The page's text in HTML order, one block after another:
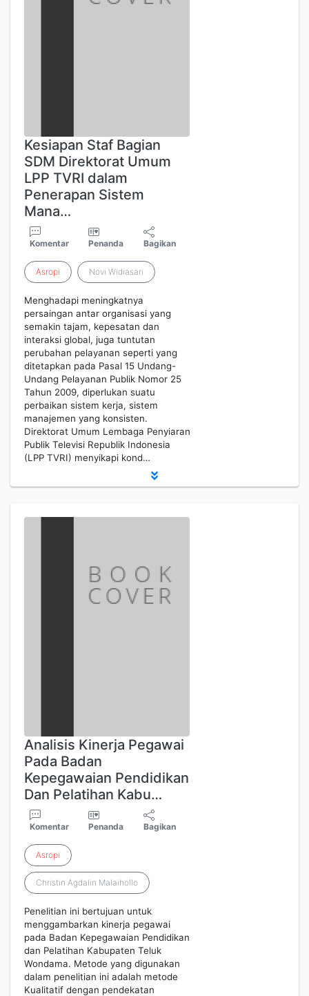
Kesiapan Staf Bagian
SDM Direktorat Umum
LPP TVRI dalam
Penerapan Sistem
Mana…
Komentar Penanda Bagikan
Asropi Novi Widiasari
Menghadapi meningkatnya
persaingan antar organisasi yang
semakin tajam, kepesatan dan
interaksi global, juga tuntutan
perubahan pelayanan seperti yang
ditetapkan pada Pasal 15 Undang-
Undang Pelayanan Publik Nomor 25
Tahun 2009, diperlukan suatu
perbaikan sistem kerja, sistem
manajemen yang konsisten.
Direktorat Umum Lembaga Penyiaran
Publik Televisi Republik Indonesia
(LPP TVRI) menyikapi kond…
Analisis Kinerja Pegawai
Pada Badan
Kepegawaian Pendidikan
Dan Pelatihan Kabu…
Komentar Penanda Bagikan
Asropi
Christin Agdalin Malaihollo
Penelitian ini bertujuan untuk
menggambarkan kinerja pegawai
pada Badan Kepegawaian Pendidikan
dan Pelatihan Kabupaten Teluk
Wondama. Metode yang digunakan
dalam penelitian ini adalah metode
Kualitatif dengan pendekatan